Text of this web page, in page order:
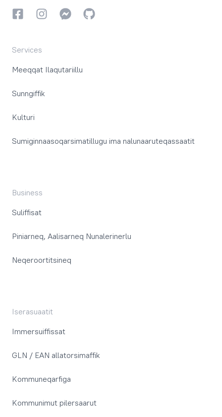
FacebookkiInstagrammiInstagrammi
GitHub
Services
Meeqqat Ilaqutariillu
Sunngiffik
Kulturi
Sumiginnaasoqarsimatillugu ima nalunaaruteqassaatit
Business
Suliffisat
Piniarneq, Aalisarneq Nunalerinerlu
Neqeroortitsineq
Iserasuaatit
Immersuiffissat
GLN / EAN allatorsimaffik
Kommuneqarfiga
Kommunimut pilersaarut